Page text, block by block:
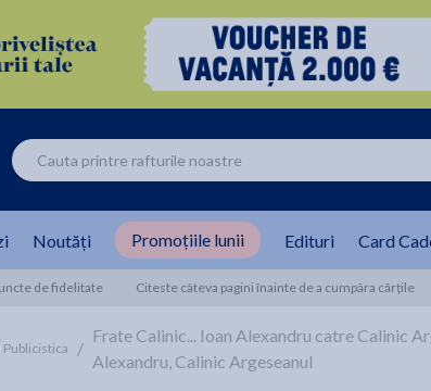
Noutăți Promoțiile lunii Edituri Card
de fidelitate Citeste câteva pagini înainte de a cumpăra cărțile
Publicistica /
Frate Calinic... Ioan Alexandru catre Calinic
Alexandru, Calinic Argeseanul